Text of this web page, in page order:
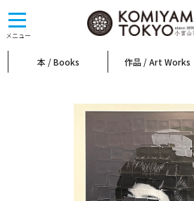
メニュー
toggle
navigation
本 / Books 作品 / Art Works